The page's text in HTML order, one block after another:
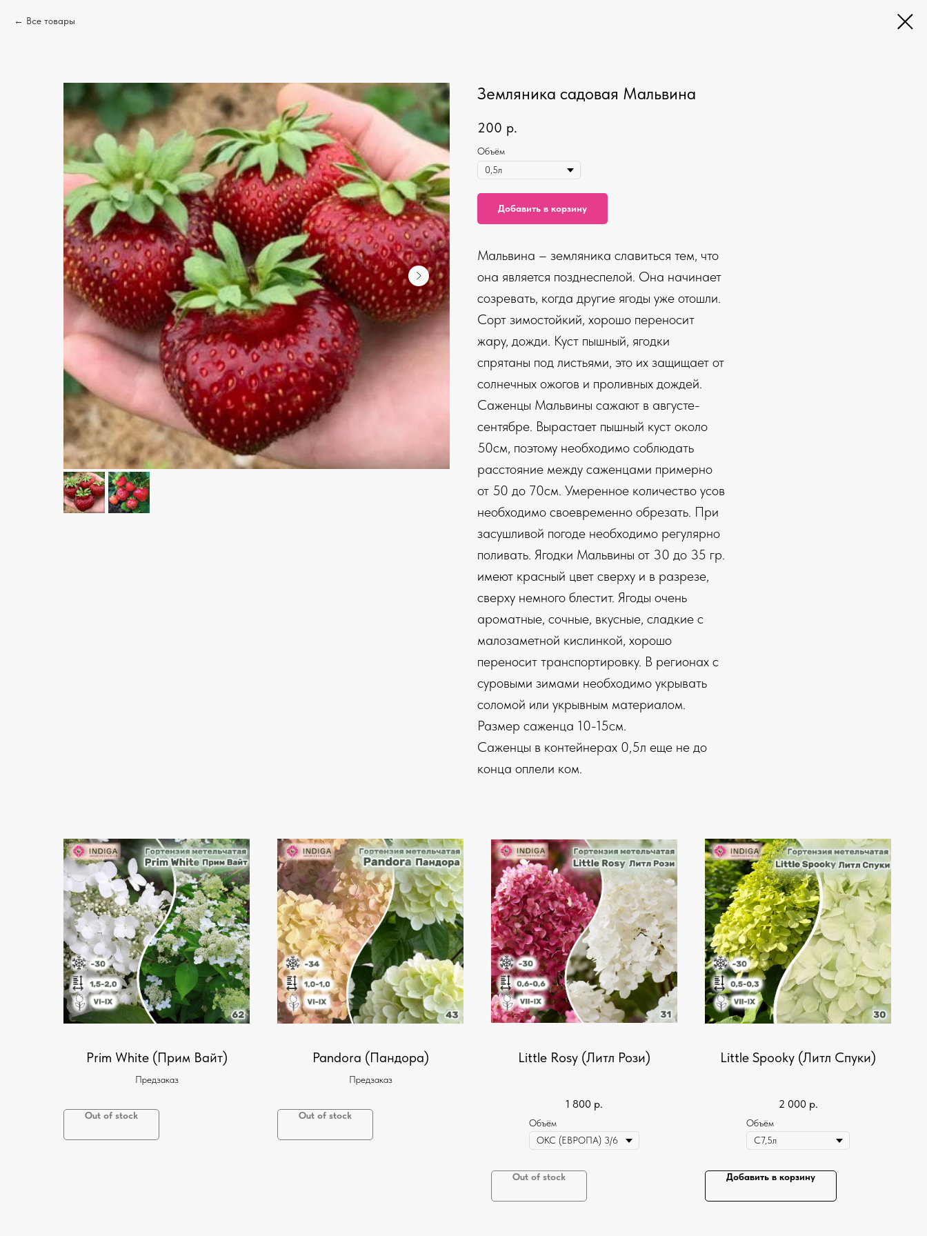
Все товары
Земляника садовая Мальвина
200 р.
Объём
Добавить в корзину
Мальвина – земляника славиться тем, что
она является позднеспелой. Она начинает
созревать, когда другие ягоды уже отошли.
Сорт зимостойкий, хорошо переносит
жару, дожди. Куст пышный, ягодки
спрятаны под листьями, это их защищает от
солнечных ожогов и проливных дождей.
Саженцы Мальвины сажают в августе-
сентябре. Вырастает пышный куст около
50см, поэтому необходимо соблюдать
расстояние между саженцами примерно
от 50 до 70см. Умеренное количество усов
необходимо своевременно обрезать. При
засушливой погоде необходимо регулярно
поливать. Ягодки Мальвины от 30 до 35 гр.
имеют красный цвет сверху и в разрезе,
сверху немного блестит. Ягоды очень
ароматные, сочные, вкусные, сладкие с
малозаметной кислинкой, хорошо
переносит транспортировку. В регионах с
суровыми зимами необходимо укрывать
соломой или укрывным материалом.
Размер саженца 10-15см.
Саженцы в контейнерах 0,5л еще не до
конца оплели ком.
Prim White (Прим Вайт)
Предзаказ
Out of stock
Pandora (Пандора)
Предзаказ
Out of stock
Little Rosy (Литл Рози)
1 800 р.
Объём
Out of stock
Little Spooky (Литл Спуки)
2 000 р.
Объём
Добавить в корзину